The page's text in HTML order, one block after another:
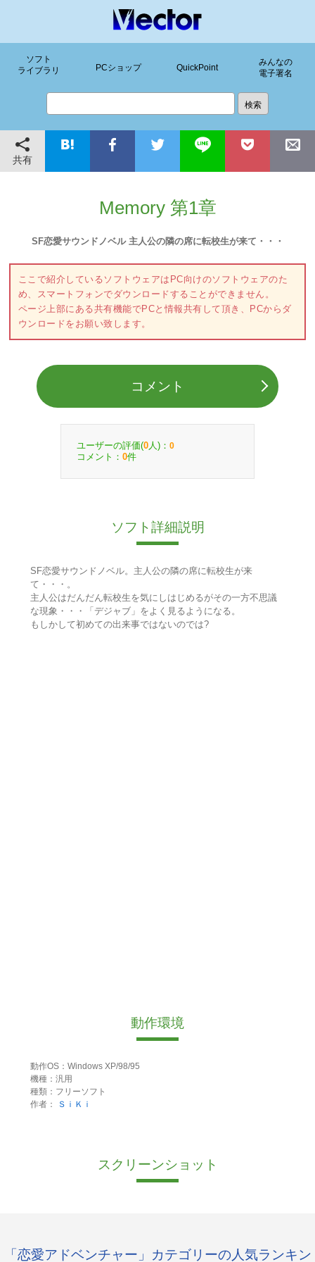
ソフト
ライブラリ
PCショップ QuickPoint
みんなの
電子署名
共有
Memory 第1章
SF恋愛サウンドノベル 主人公の隣の席に転校生が来て・・・
ここで紹介しているソフトウェアはPC向けのソフトウェアのた
め、スマートフォンでダウンロードすることができません。
ページ上部にある共有機能でPCと情報共有して頂き、PCからダ
ウンロードをお願い致します。
コメント
ユーザーの評価(0 人)： 0
コメント： 0件
ソフト詳細説明
SF恋愛サウンドノベル。主人公の隣の席に転校生が来
て・・・。
主人公はだんだん転校生を気にしはじめるがその一方不思議
な現象・・・「デジャブ」をよく見るようになる。
もしかして初めての出来事ではないのでは?
動作環境
動作OS：Windows XP/98/95
機種：汎用
種類：フリーソフト
作者：
ＳｉＫｉ
スクリーンショット
「恋愛アドベンチャー」カテゴリーの人気ランキン